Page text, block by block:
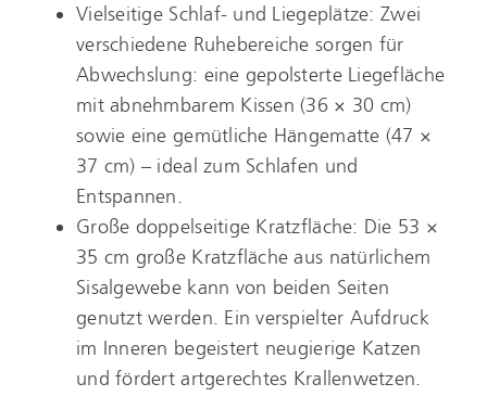
Vielseitige Schlaf- und Liegeplätze: Zwei
verschiedene Ruhebereiche sorgen für
Abwechslung: eine gepolsterte Liegefläche
mit abnehmbarem Kissen (36 × 30 cm)
sowie eine gemütliche Hängematte (47 ×
37 cm) – ideal zum Schlafen und
Entspannen.
Große doppelseitige Kratzfläche: Die 53 ×
35 cm große Kratzfläche aus natürlichem
Sisalgewebe kann von beiden Seiten
genutzt werden. Ein verspielter Aufdruck
im Inneren begeistert neugierige Katzen
und fördert artgerechtes Krallenwetzen.